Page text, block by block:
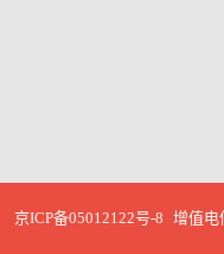
京ICP备05012122号-8 增值电